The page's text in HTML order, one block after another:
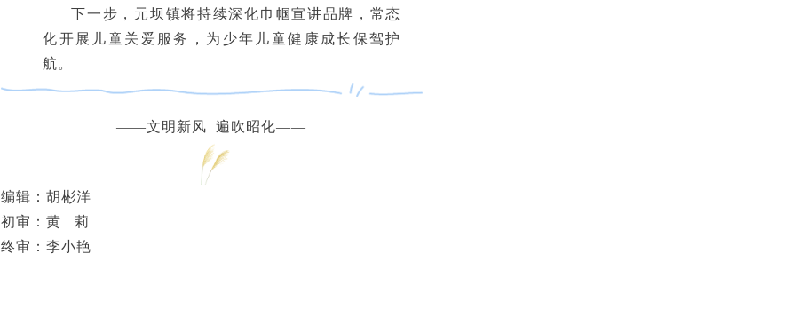
下一步，元坝镇将持续深化巾帼宣讲品牌，常态
化开展儿童关爱服务，为少年儿童健康成长保驾护
航。
——文明新风 遍吹昭化——
编辑：胡彬洋
初审：黄 莉
终审：李小艳